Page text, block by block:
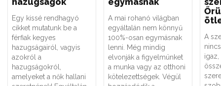
Egy kissé rendhagyó
cikket mutatunk be a
férfiak kegyes
hazugságairól, vagyis
azokról a
hazugságokról,
amelyeket a nők hallani
A mai rohanó világban
egyáltalán nem könnyű
100%-osan egymásnak
lenni. Még mindig
elvonják a figyelmünket
a munka vagy az otthoni
kötelezettségek. Végül
A